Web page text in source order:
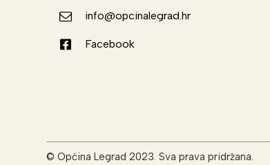
info@opcinalegrad.hr
Facebook
© Općina Legrad 2023. Sva prava pridržana.